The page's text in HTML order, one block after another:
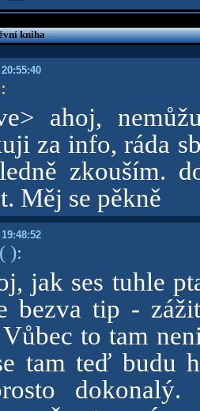
kniha
:
ahoj,
za info, ráda
zkouším.
Měj se pěkně
( ):
jak ses tuhle
bezva tip -
Vůbec to tam
tam teď budu